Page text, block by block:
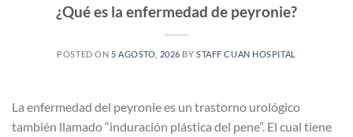
¿Qué es la enfermedad de peyronie?
POSTED ON 5 AGOSTO, 2026 BYSTAFF CUAN HOSPITAL
La enfermedad del peyronie es un trastorno urológico
también llamado “induración plástica del pene”. El cual tiene